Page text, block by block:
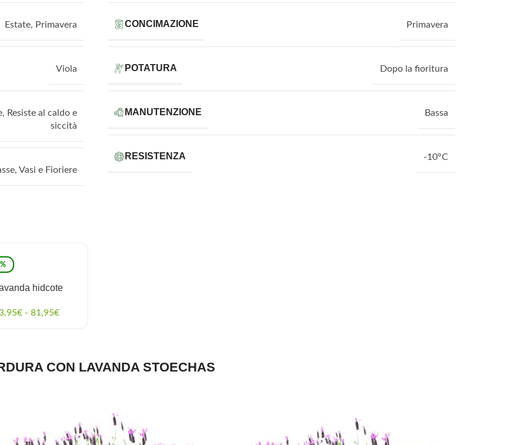
Estate, Primavera
Viola
, Resiste al caldo e
siccità
, Vasi e Fioriere
CONCIMAZIONE Primavera
POTATURA Dopo la fioritura
MANUTENZIONE Bassa
RESISTENZA -10°C
hidcote
€ - 81,95€
CON LAVANDA STOECHAS